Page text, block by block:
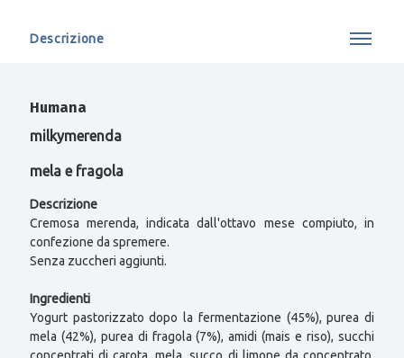
Descrizione
Humana
milkymerenda
mela e fragola
Descrizione
Cremosa merenda, indicata dall'ottavo mese compiuto, in
confezione da spremere.
Senza zuccheri aggiunti.
Ingredienti
Yogurt pastorizzato dopo la fermentazione (45%), purea di
mela (42%), purea di fragola (7%), amidi (mais e riso), succhi
concentrati di carota, mela, succo di limone da concentrato,